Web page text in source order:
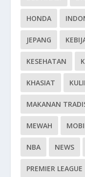
HONDA
JEPANG
KESEHATAN
KHASIAT
MAKANAN
MEWAH
NBA NEWS
PREMIER LEAGUE